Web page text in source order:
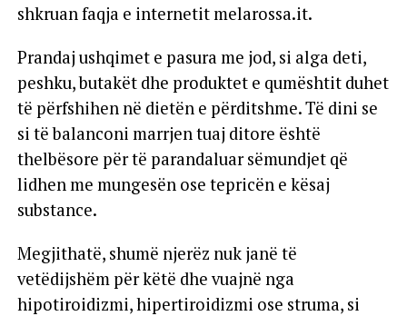
shkruan faqja e internetit melarossa.it.
Prandaj ushqimet e pasura me jod, si alga deti,
peshku, butakët dhe produktet e qumështit duhet
të përfshihen në dietën e përditshme. Të dini se
si të balanconi marrjen tuaj ditore është
thelbësore për të parandaluar sëmundjet që
lidhen me mungesën ose tepricën e kësaj
substance.
Megjithatë, shumë njerëz nuk janë të
vetëdijshëm për këtë dhe vuajnë nga
hipotiroidizmi, hipertiroidizmi ose struma, si